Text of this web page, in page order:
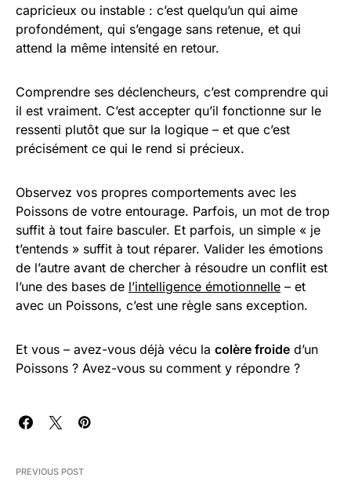
capricieux ou instable : c’est quelqu’un qui aime
profondément, qui s’engage sans retenue, et qui
attend la même intensité en retour.
Comprendre ses déclencheurs, c’est comprendre qui
il est vraiment. C’est accepter qu’il fonctionne sur le
ressenti plutôt que sur la logique – et que c’est
précisément ce qui le rend si précieux.
Observez vos propres comportements avec les
Poissons de votre entourage. Parfois, un mot de trop
suffit à tout faire basculer. Et parfois, un simple « je
t’entends » suffit à tout réparer. Valider les émotions
de l’autre avant de chercher à résoudre un conflit est
l’une des bases de l’intelligence émotionnelle – et
avec un Poissons, c’est une règle sans exception.
Et vous – avez-vous déjà vécu la colère froide d’un
Poissons ? Avez-vous su comment y répondre ?
PREVIOUS POST